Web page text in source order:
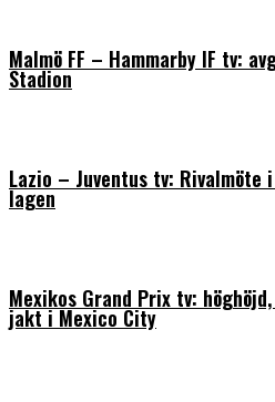
Malmö FF – Hammarby IF tv:
Stadion
Lazio – Juventus tv: Rivalmöte
lagen
Mexikos Grand Prix tv:
jakt i Mexico City